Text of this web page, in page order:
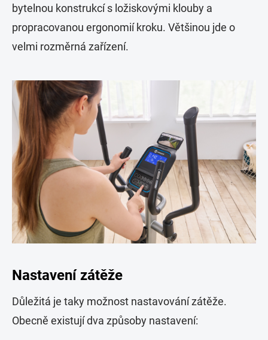
bytelnou konstrukcí s ložiskovými klouby a
propracovanou ergonomií kroku. Většinou jde o
velmi rozměrná zařízení.
Nastavení zátěže
Důležitá je taky možnost nastavování zátěže.
Obecně existují dva způsoby nastavení: